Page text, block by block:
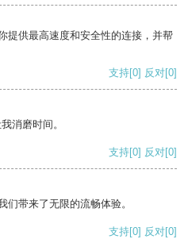
提供最高速度和安全性的连接，并帮
支持[0] 反对[0]
消磨时间。
支持[0] 反对[0]
带来了无限的流畅体验。
支持[0] 反对[0]